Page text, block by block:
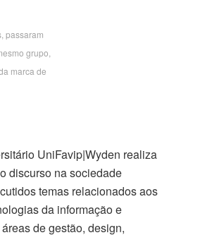
passaram
grupo,
marca de
UniFavip|Wyden realiza
discurso na sociedade
temas relacionados aos
da informação e
de gestão, design,